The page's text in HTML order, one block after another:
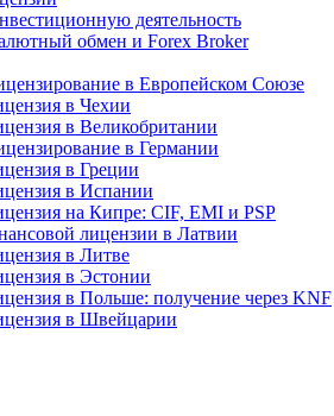
деятельность
обмен и Forex Broker
в Европейском Союзе
в Чехии
в Великобритании
в Германии
в Греции
в Испании
на Кипре: CIF, EMI и PSP
лицензии в Латвии
в Литве
в Эстонии
в Польше: получение через KNF
в Швейцарии